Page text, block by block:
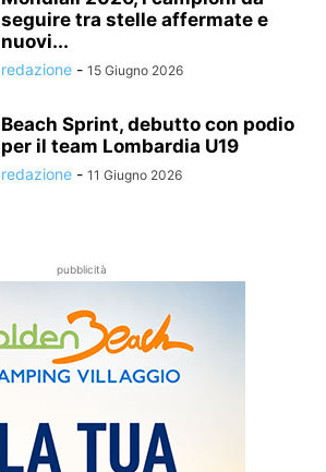
seguire tra stelle affermate e
nuovi...
redazione - 15 Giugno 2026
Beach Sprint, debutto con podio
per il team Lombardia U19
redazione - 11 Giugno 2026
pubblicità